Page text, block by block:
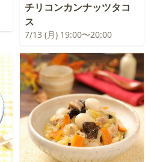
チリコンカンナッツタコ
ス
7/13 (月) 19:00〜20:00